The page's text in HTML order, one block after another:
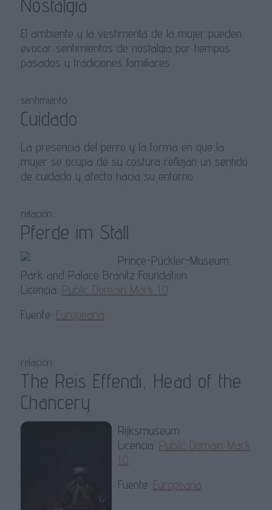
Nostalgia
El ambiente y la vestimenta de la mujer pueden
evocar sentimientos de nostalgia por tiempos
pasados y tradiciones familiares.
sentimiento
Cuidado
La presencia del perro y la forma en que la
mujer se ocupa de su costura reflejan un sentido
de cuidado y afecto hacia su entorno.
relación
Pferde im Stall
Prince-Pückler-Museum
Park and Palace Branitz Foundation
Licencia: Public Domain Mark 1.0
Fuente: Europeana
relación
The Reis Effendi, Head of the
Chancery
Rijksmuseum
Licencia: Public Domain Mark
1.0
Fuente: Europeana